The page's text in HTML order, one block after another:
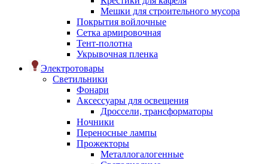
Мешки для строительного мусора
Покрытия войлочные
Сетка армировочная
Тент-полотна
Укрывочная пленка
Электротовары
Светильники
Фонари
Аксессуары для освещения
Дроссели, трансформаторы
Ночники
Переносные лампы
Прожекторы
Металлогалогенные